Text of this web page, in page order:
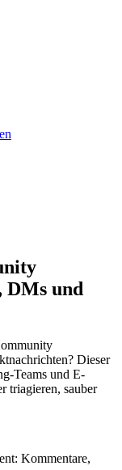
DMs und
Dieser
Teams und E-
triagieren, sauber